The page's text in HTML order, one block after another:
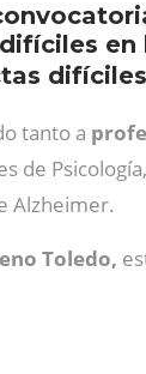
en
tanto a
de
Alzheimer.
Toledo,